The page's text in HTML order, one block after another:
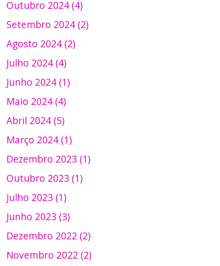
Outubro 2024 (4)
Setembro 2024 (2)
Agosto 2024 (2)
Julho 2024 (4)
Junho 2024 (1)
Maio 2024 (4)
Abril 2024 (5)
Março 2024 (1)
Dezembro 2023 (1)
Outubro 2023 (1)
Julho 2023 (1)
Junho 2023 (3)
Dezembro 2022 (2)
Novembro 2022 (2)